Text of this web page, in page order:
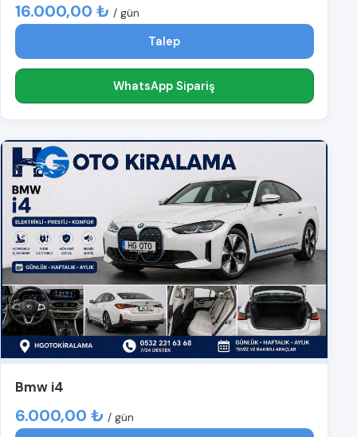
16.000,00 ₺ / gün
Talep
WhatsApp Sipariş
Bmw i4
6.000,00 ₺ / gün